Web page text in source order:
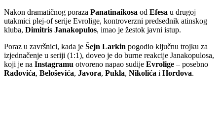
Nakon dramatičnog poraza Panatinaikosa od Efesa u drugoj
utakmici plej-of serije Evrolige, kontroverzni predsednik atinskog
kluba, Dimitris Janakopulos, imao je žestok javni istup.
Poraz u završnici, kada je Šejn Larkin pogodio ključnu trojku za
izjednačenje u seriji (1:1), doveo je do burne reakcije Janakopulosa,
koji je na Instagramu otvoreno napao sudije Evrolige – posebno
Radovića, Beloševića, Javora, Pukla, Nikolića i Hordova.